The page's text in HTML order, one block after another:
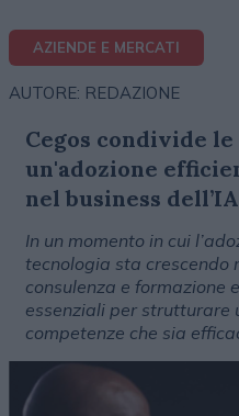
AZIENDE E MERCATI
AUTORE: REDAZIONE
Cegos condivide
un'adozione
nel business dell’IA
In un momento in cui
tecnologia sta
consulenza e formazione
essenziali per strutturare
competenze che sia